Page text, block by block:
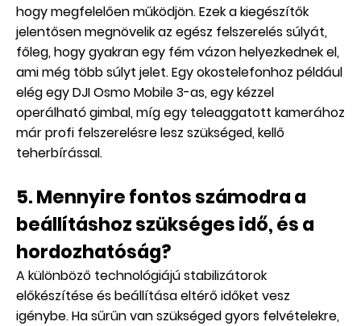
hogy megfelelően működjön. Ezek a kiegészítők
jelentősen megnövelik az egész felszerelés súlyát,
főleg, hogy gyakran egy fém vázon helyezkednek el,
ami még több súlyt jelet. Egy okostelefonhoz például
elég egy DJI Osmo Mobile 3-as, egy kézzel
operálható gimbal, míg egy teleaggatott kamerához
már profi felszerelésre lesz szükséged, kellő
teherbírással.
5. Mennyire fontos számodra a
beállításhoz szükséges idő, és a
hordozhatóság?
A különböző technológiájú stabilizátorok
előkészítése és beállítása eltérő időket vesz
igénybe. Ha sűrűn van szükséged gyors felvételekre,